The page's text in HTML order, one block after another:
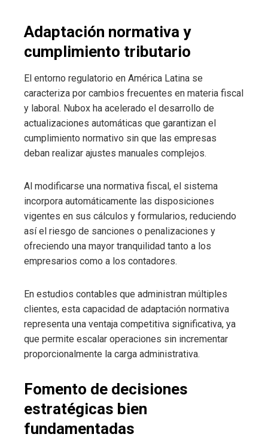
Adaptación normativa y
cumplimiento tributario
El entorno regulatorio en América Latina se
caracteriza por cambios frecuentes en materia fiscal
y laboral. Nubox ha acelerado el desarrollo de
actualizaciones automáticas que garantizan el
cumplimiento normativo sin que las empresas
deban realizar ajustes manuales complejos.
Al modificarse una normativa fiscal, el sistema
incorpora automáticamente las disposiciones
vigentes en sus cálculos y formularios, reduciendo
así el riesgo de sanciones o penalizaciones y
ofreciendo una mayor tranquilidad tanto a los
empresarios como a los contadores.
En estudios contables que administran múltiples
clientes, esta capacidad de adaptación normativa
representa una ventaja competitiva significativa, ya
que permite escalar operaciones sin incrementar
proporcionalmente la carga administrativa.
Fomento de decisiones
estratégicas bien
fundamentadas